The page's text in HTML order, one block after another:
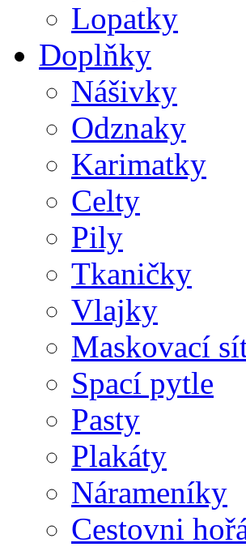
Lopatky
Doplňky
Nášivky
Odznaky
Karimatky
Celty
Pily
Tkaničky
Vlajky
Maskovací
Spací pytle
Pasty
Plakáty
Nárameníky
Cestovni